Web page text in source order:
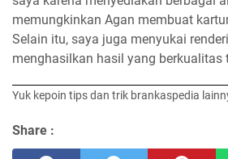
memungkinkan Agan membuat
Selain itu, saya juga menyukai
menghasilkan hasil yang berkualitas
Yuk kepoin tips dan trik brankaspedia
Share :